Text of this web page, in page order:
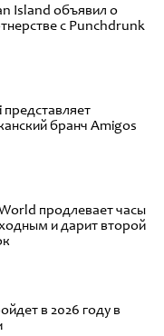
Island объявил о
с Punchdrunk
бранч Amigos
продлевает часы
и дарит второй
в 2026 году в